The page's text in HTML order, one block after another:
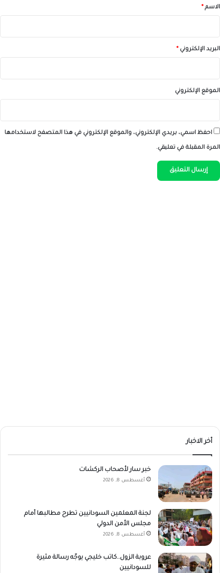
*الاسم*
البريد الإلكتروني*
الموقع الإلكتروني
احفظ اسمي، بريدي الإلكتروني، والموقع الإلكتروني في هذا المتصفح لاستخدامها
المرة المقبلة في تعليقي.
أخر الاخبار
خبر سار لأصحاب الركشات
أغسطس 8, 2026
لجنة المعلمين السودانيين تطرح مطالبها أمام
مجلس الأمن الدولي
أغسطس 8, 2026
عروبة الزول..كاتب خليجي يوجّه رسالة مثيرة
للسودانيين